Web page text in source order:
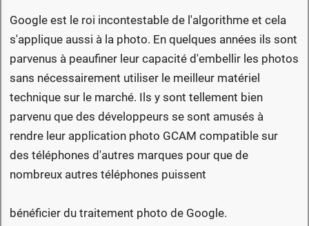
Google est le roi incontestable de l'algorithme et cela
s'applique aussi à la photo. En quelques années ils sont
parvenus à peaufiner leur capacité d'embellir les photos
sans nécessairement utiliser le meilleur matériel
technique sur le marché. Ils y sont tellement bien
parvenu que des développeurs se sont amusés à
rendre leur application photo GCAM compatible sur
des téléphones d'autres marques pour que de
nombreux autres téléphones puissent
bénéficier du traitement photo de Google.